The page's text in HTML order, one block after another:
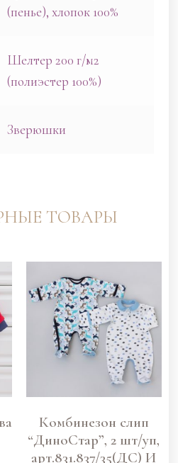
(пенье), хлопок 100%
Шелтер 200 г/м2
(полиэстер 100%)
Зверюшки
ТОВАРЫ
Комбинезон слип
“ДиноСтар”, 2 шт/уп,
арт.831.837/35(ДС) И